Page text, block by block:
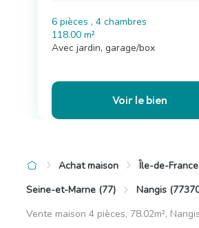
6 pièces , 4 chambres
118.00 m²
Avec jardin, garage/box
Voir le bien
Achat maison
Île-de-France
Seine-et-Marne (77)
Nangis
Vente maison 4 pièces, 78.02m², Nangis